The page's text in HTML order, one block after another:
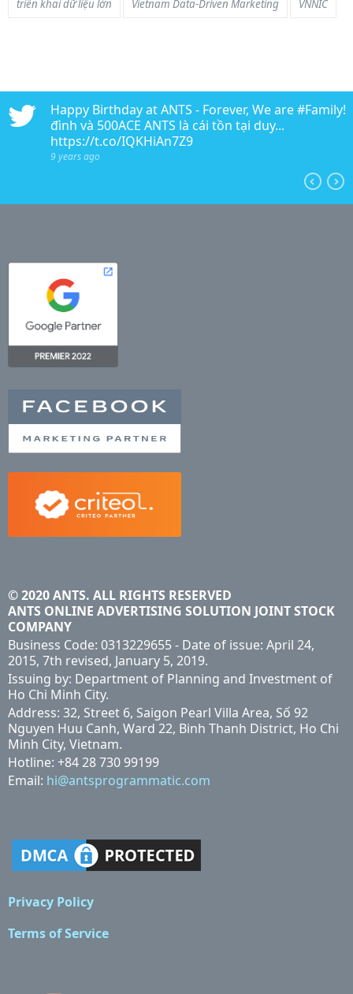
triển khai dữ liệu lớn
Vietnam Data-Driven Marketing VNNIC
Happy Birthday at ANTS - Forever, We are
đình và 500ACE ANTS là cái tồn tại duy...
https://t.co/IQKHiAn7Z9
9 years ago
© 2020 ANTS. ALL RIGHTS RESERVED
ANTS ONLINE ADVERTISING SOLUTION JOINT STOCK
COMPANY
Business Code: 0313229655 - Date of issue: April 24,
2015, 7th revised, January 5, 2019.
Issuing by: Department of Planning and Investment of
Ho Chi Minh City.
Address: 32, Street 6, Saigon Pearl Villa Area, Số 92
Nguyen Huu Canh, Ward 22, Binh Thanh District, Ho Chi
Minh City, Vietnam.
Hotline: +84 28 730 99199
Email: hi@antsprogrammatic.com
Privacy Policy
Terms of Service